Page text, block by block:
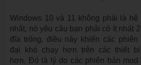
Windows 10 và 11 không phải là hệ
nhất, nó yêu cầu bạn phải có ít nhất
đĩa trống, điều này khiến các phiên
đại khó chạy hơn trên các thiết
hơn. Đó là lý do các phiên bản mod